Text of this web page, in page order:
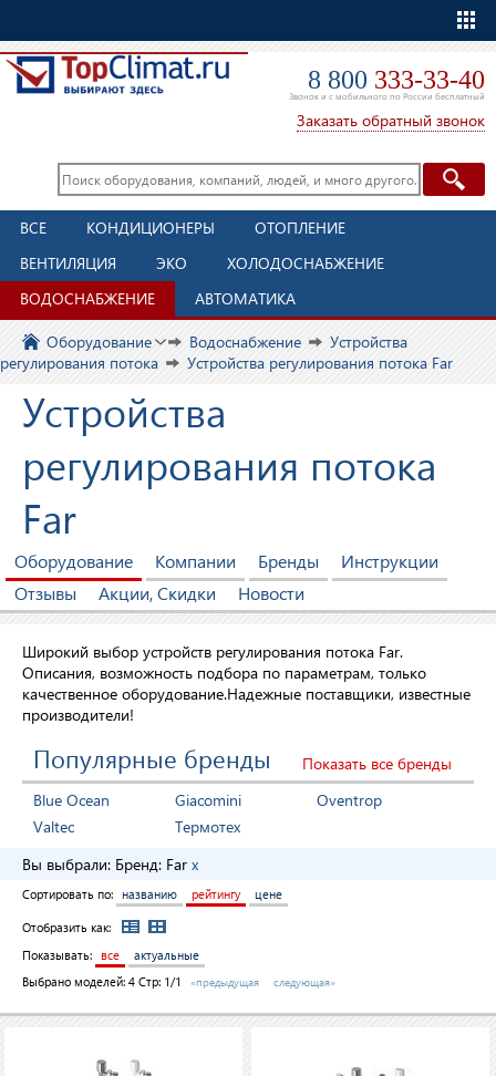
8 800 333-33-40
Звонок и с мобильного по России бесплатный
Заказать обратный звонок
ВСЕ КОНДИЦИОНЕРЫ
ОТОПЛЕНИЕ
ВЕНТИЛЯЦИЯ
ЭКО
ХОЛОДОСНАБЖЕНИЕ
ВОДОСНАБЖЕНИЕ
АВТОМАТИКА
Оборудование Водоснабжение
Устройства
регулирования потока
Устройства регулирования потока Far
Устройства
регулирования потока
Far
Оборудование Компании Бренды
Инструкции
Отзывы
Акции, Скидки Новости
Широкий выбор устройств регулирования потока Far.
Описания, возможность подбора по параметрам, только
качественное оборудование.Надежные поставщики, известные
производители!
Показать все бренды
Популярные бренды
Blue Ocean Giacomini
Oventrop
Valtec
Термотех
Вы выбрали: Бренд: Far x
Сортировать по: названию рейтингу цене
Отобразить как:
Показывать:
все
актуальные
Выбрано моделей: 4 Стр: 1/1 «предыдущая следующая»